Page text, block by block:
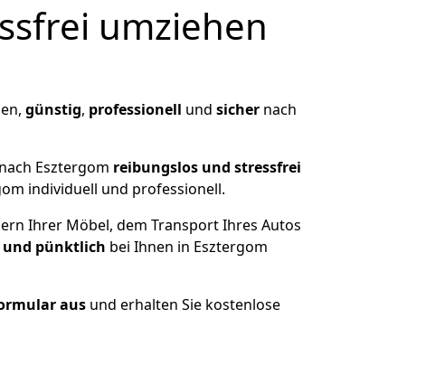
umziehen
günstig, professionell und sicher nach
Esztergom reibungslos und stressfrei
individuell und professionell.
Ihrer Möbel, dem Transport Ihres Autos
und pünktlich bei Ihnen in Esztergom
aus und erhalten Sie kostenlose